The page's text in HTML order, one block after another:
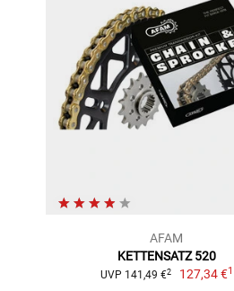
AFAM
KETTENSATZ 520
UVP 141,49 €2 127,34 €1